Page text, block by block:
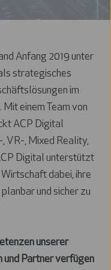
Anfang 2019 unter
strategisches
im
einem Team von
ACP Digital
, VR-, Mixed Reality,
Digital unterstützt
dabei, ihre
und sicher zu
unserer
Partner verfügen